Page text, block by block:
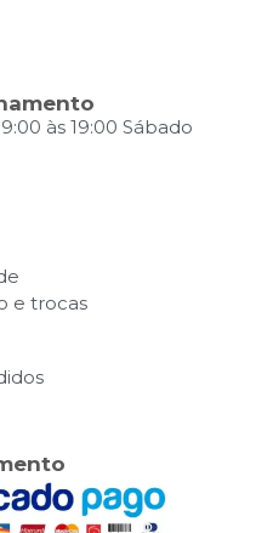
às 19:00 Sábado
e trocas